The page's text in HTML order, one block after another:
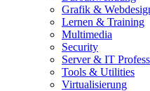
Grafik &
Lernen & Training
Multimedia
Security
Server & IT
Tools & Utilities
Virtualisierung